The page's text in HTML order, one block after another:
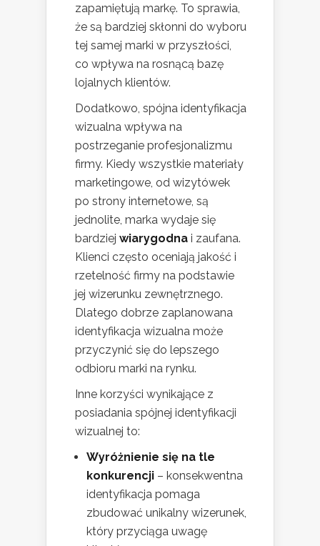
zapamiętują markę. To sprawia,
że są bardziej skłonni do wyboru
tej samej marki w przyszłości,
co wpływa na rosnącą bazę
lojalnych klientów.
Dodatkowo, spójna identyfikacja
wizualna wpływa na
postrzeganie profesjonalizmu
firmy. Kiedy wszystkie materiały
marketingowe, od wizytówek
po strony internetowe, są
jednolite, marka wydaje się
bardziej wiarygodna i zaufana.
Klienci często oceniają jakość i
rzetelność firmy na podstawie
jej wizerunku zewnętrznego.
Dlatego dobrze zaplanowana
identyfikacja wizualna może
przyczynić się do lepszego
odbioru marki na rynku.
Inne korzyści wynikające z
posiadania spójnej identyfikacji
wizualnej to:
Wyróżnienie się na tle
konkurencji – konsekwentna
identyfikacja pomaga
zbudować unikalny wizerunek,
który przyciąga uwagę